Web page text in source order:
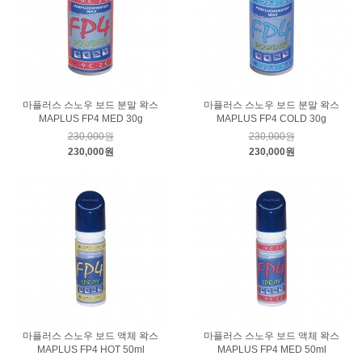
마플러스 스노우 보드 분말 왁스
MAPLUS FP4 MED 30g
230,000원
230,000원
마플러스 스노우 보드 분말 왁스
MAPLUS FP4 COLD 30g
230,000원
230,000원
마플러스 스노우 보드 액체 왁스
MAPLUS FP4 HOT 50ml
마플러스 스노우 보드 액체 왁스
MAPLUS FP4 MED 50ml